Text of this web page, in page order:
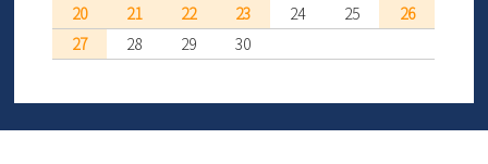
20
21 22 23 24 25
26
27
28 29 30